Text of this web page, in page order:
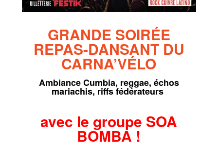
GRANDE SOIRÉE
REPAS-DANSANT DU
CARNA’VÉLO
Ambiance Cumbia, reggae, échos
mariachis, riffs fédérateurs
avec le groupe SOA
BOMBA !